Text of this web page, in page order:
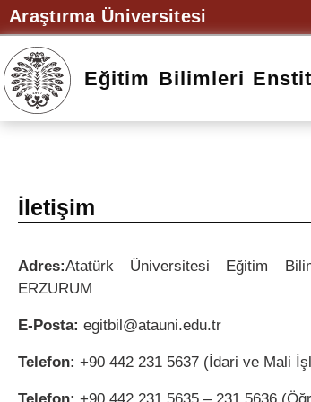
Araştırma Üniversitesi
Eğitim Bilimleri
İletişim
Adres:Atatürk Üniversitesi Eğitim
ERZURUM
E-Posta: egitbil@atauni.edu.tr
Telefon: +90 442 231 5637 (İdari ve Mali